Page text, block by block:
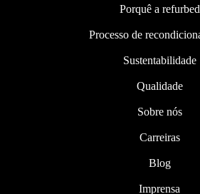
Porquê a refurbed
Processo de
Sustentabilidade
Qualidade
Sobre nós
Carreiras
Blog
Imprensa